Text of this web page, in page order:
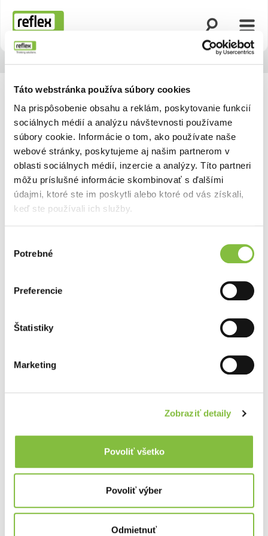
Táto webstránka používa súbory cookies
Na prispôsobenie obsahu a reklám, poskytovanie funkcií
sociálnych médií a analýzu návštevnosti používame
súbory cookie. Informácie o tom, ako používate naše
webové stránky, poskytujeme aj našim partnerom v
oblasti sociálnych médií, inzercie a analýzy. Títo partneri
môžu príslušné informácie skombinovať s ďalšími
údajmi, ktoré ste im poskytli alebo ktoré od vás získali,
keď ste používali ich služby.
súhlasu
Potrebné
Preferencie
Štatistiky
Marketing
Zobraziť detaily
Povoliť všetko
Povoliť výber
Odmietnuť
Domovská stránka
Otvoriť